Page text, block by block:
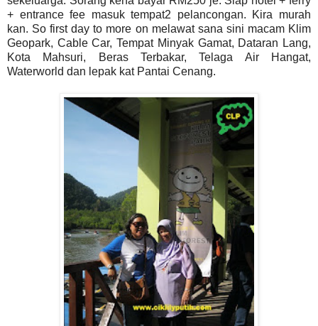
+ entrance fee masuk tempat2 pelancongan. Kira murah
kan. So first day to more on melawat sana sini macam Klim
Geopark, Cable Car, Tempat Minyak Gamat, Dataran Lang,
Kota Mahsuri, Beras Terbakar, Telaga Air Hangat,
Waterworld dan lepak kat Pantai Cenang.